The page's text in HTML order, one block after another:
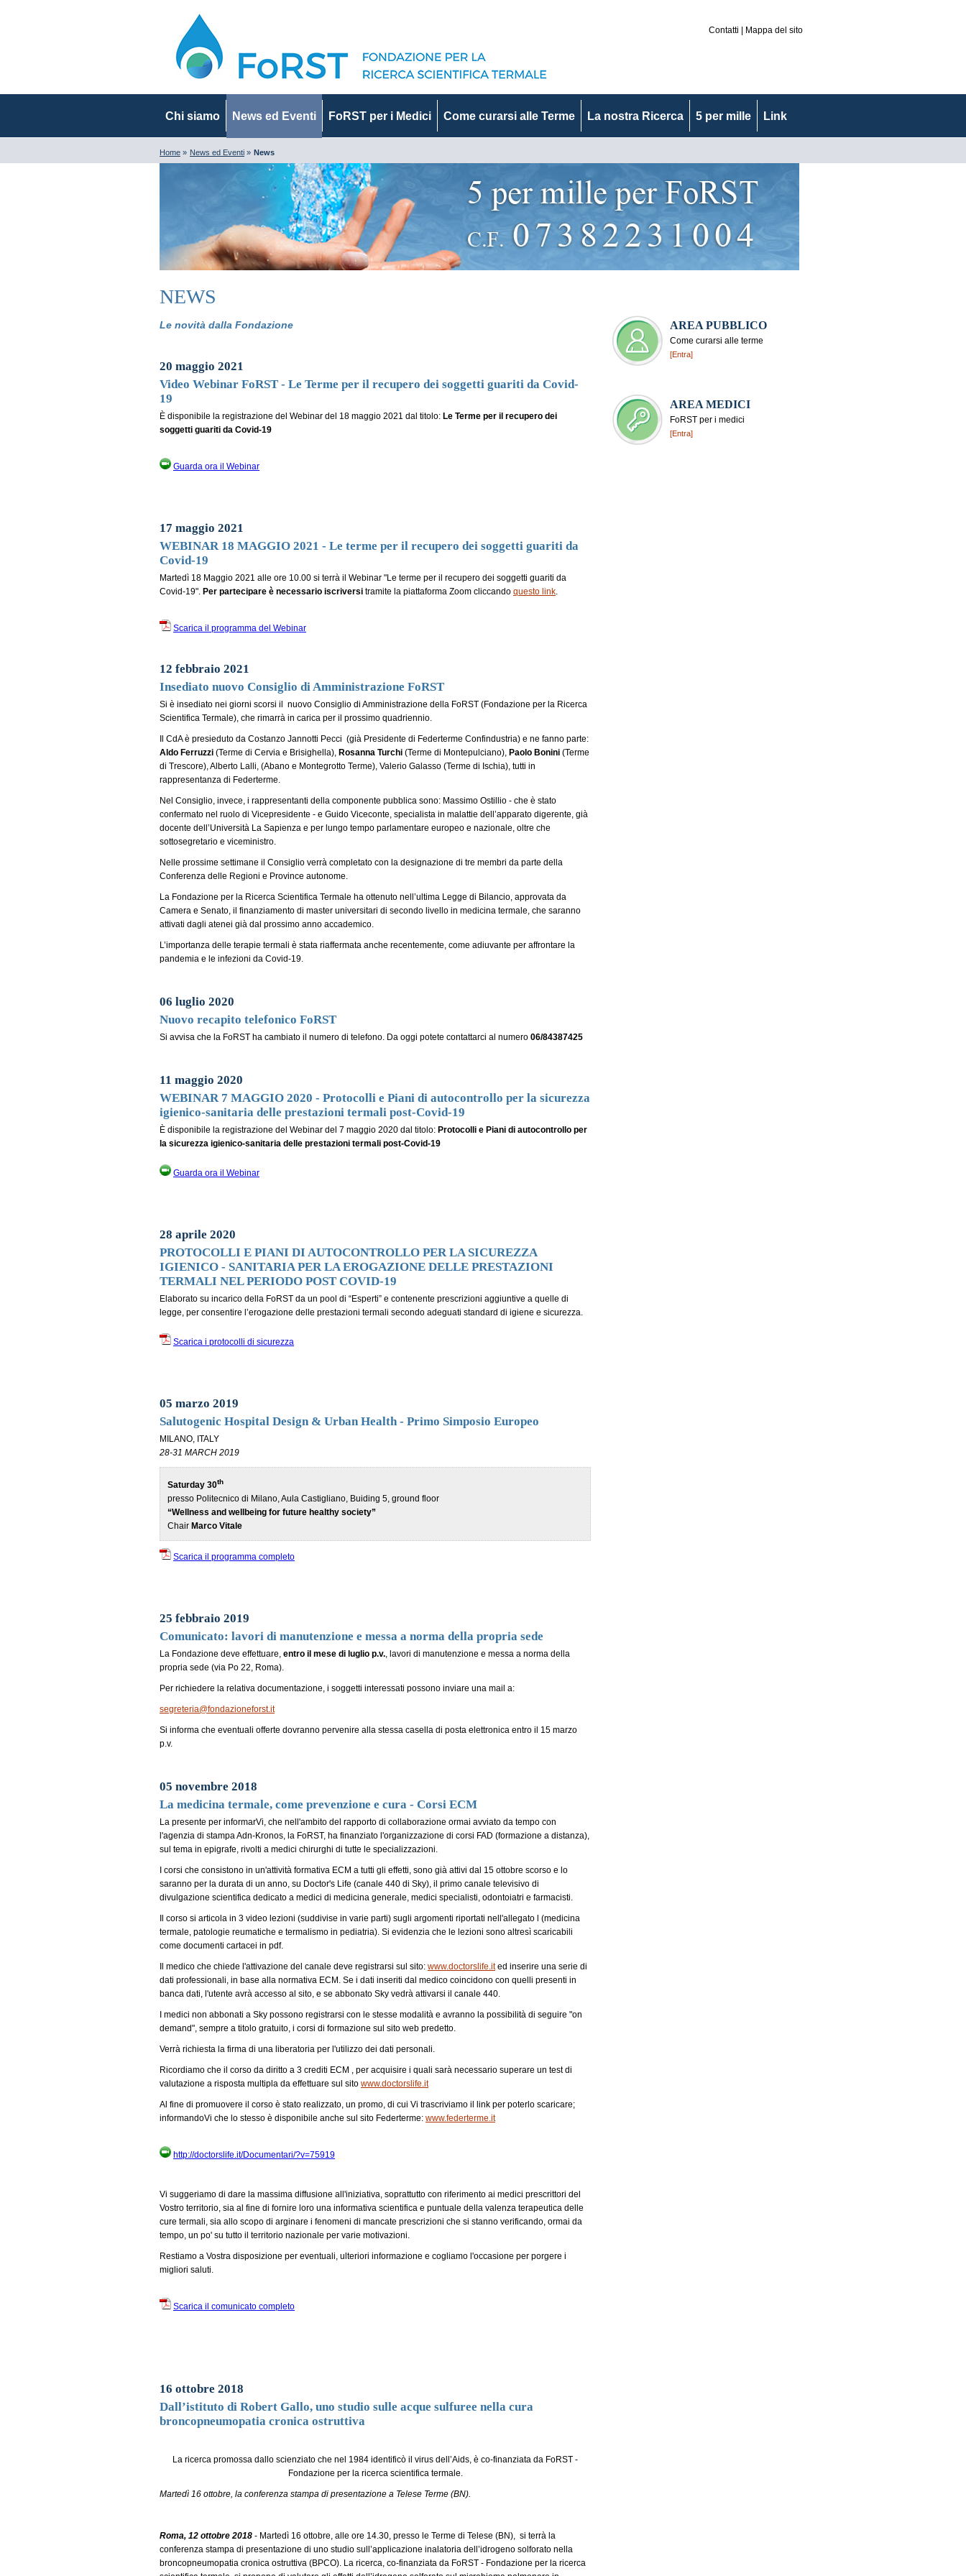
NEWS
Le novità dalla Fondazione
20 maggio 2021
Video Webinar FoRST - Le Terme per il recupero dei soggetti guariti da Covid-
19
È disponibile la registrazione del Webinar del 18 maggio 2021 dal titolo: Le Terme per il recupero dei
soggetti guariti da Covid-19
Guarda ora il Webinar
17 maggio 2021
WEBINAR 18 MAGGIO 2021 - Le terme per il recupero dei soggetti guariti da
Covid-19
Martedì 18 Maggio 2021 alle ore 10.00 si terrà il Webinar "Le terme per il recupero dei soggetti guariti da
Covid-19". Per partecipare è necessario iscriversi tramite la piattaforma Zoom cliccando questo link.
Scarica il programma del Webinar
12 febbraio 2021
Insediato nuovo Consiglio di Amministrazione FoRST
Si è insediato nei giorni scorsi il nuovo Consiglio di Amministrazione della FoRST (Fondazione per la Ricerca
Scientifica Termale), che rimarrà in carica per il prossimo quadriennio.
Il CdA è presieduto da Costanzo Jannotti Pecci (già Presidente di Federterme Confindustria) e ne fanno parte:
Aldo Ferruzzi (Terme di Cervia e Brisighella), Rosanna Turchi (Terme di Montepulciano), Paolo Bonini (Terme
di Trescore), Alberto Lalli, (Abano e Montegrotto Terme), Valerio Galasso (Terme di Ischia), tutti in
rappresentanza di Federterme.
Nel Consiglio, invece, i rappresentanti della componente pubblica sono: Massimo Ostillio - che è stato
confermato nel ruolo di Vicepresidente - e Guido Viceconte, specialista in malattie dell’apparato digerente, già
docente dell’Università La Sapienza e per lungo tempo parlamentare europeo e nazionale, oltre che
sottosegretario e viceministro.
Nelle prossime settimane il Consiglio verrà completato con la designazione di tre membri da parte della
Conferenza delle Regioni e Province autonome.
La Fondazione per la Ricerca Scientifica Termale ha ottenuto nell’ultima Legge di Bilancio, approvata da
Camera e Senato, il finanziamento di master universitari di secondo livello in medicina termale, che saranno
attivati dagli atenei già dal prossimo anno accademico.
L’importanza delle terapie termali è stata riaffermata anche recentemente, come adiuvante per affrontare la
pandemia e le infezioni da Covid-19.
06 luglio 2020
Nuovo recapito telefonico FoRST
Si avvisa che la FoRST ha cambiato il numero di telefono. Da oggi potete contattarci al numero 06/84387425
11 maggio 2020
WEBINAR 7 MAGGIO 2020 - Protocolli e Piani di autocontrollo per la sicurezza
igienico-sanitaria delle prestazioni termali post-Covid-19
È disponibile la registrazione del Webinar del 7 maggio 2020 dal titolo: Protocolli e Piani di autocontrollo per
la sicurezza igienico-sanitaria delle prestazioni termali post-Covid-19
Guarda ora il Webinar
28 aprile 2020
PROTOCOLLI E PIANI DI AUTOCONTROLLO PER LA SICUREZZA
IGIENICO - SANITARIA PER LA EROGAZIONE DELLE PRESTAZIONI
TERMALI NEL PERIODO POST COVID-19
Elaborato su incarico della FoRST da un pool di “Esperti” e contenente prescrizioni aggiuntive a quelle di
legge, per consentire l’erogazione delle prestazioni termali secondo adeguati standard di igiene e sicurezza.
Scarica i protocolli di sicurezza
05 marzo 2019
Salutogenic Hospital Design & Urban Health - Primo Simposio Europeo
MILANO, ITALY
28-31 MARCH 2019
Saturday 30th
presso Politecnico di Milano, Aula Castigliano, Buiding 5, ground floor
“Wellness and wellbeing for future healthy society”
Chair Marco Vitale
Scarica il programma completo
25 febbraio 2019
Comunicato: lavori di manutenzione e messa a norma della propria sede
La Fondazione deve effettuare, entro il mese di luglio p.v., lavori di manutenzione e messa a norma della
propria sede (via Po 22, Roma).
Per richiedere la relativa documentazione, i soggetti interessati possono inviare una mail a:
segreteria@fondazioneforst.it
Si informa che eventuali offerte dovranno pervenire alla stessa casella di posta elettronica entro il 15 marzo
p.v.
05 novembre 2018
La medicina termale, come prevenzione e cura - Corsi ECM
La presente per informarVi, che nell'ambito del rapporto di collaborazione ormai avviato da tempo con
l'agenzia di stampa Adn-Kronos, la FoRST, ha finanziato l'organizzazione di corsi FAD (formazione a distanza),
sul tema in epigrafe, rivolti a medici chirurghi di tutte le specializzazioni.
I corsi che consistono in un'attività formativa ECM a tutti gli effetti, sono già attivi dal 15 ottobre scorso e lo
saranno per la durata di un anno, su Doctor's Life (canale 440 di Sky), il primo canale televisivo di
divulgazione scientifica dedicato a medici di medicina generale, medici specialisti, odontoiatri e farmacisti.
Il corso si articola in 3 video lezioni (suddivise in varie parti) sugli argomenti riportati nell'allegato l (medicina
termale, patologie reumatiche e termalismo in pediatria). Si evidenzia che le lezioni sono altresì scaricabili
come documenti cartacei in pdf.
Il medico che chiede l'attivazione del canale deve registrarsi sul sito: www.doctorslife.ited inserire una serie di
dati professionali, in base alla normativa ECM. Se i dati inseriti dal medico coincidono con quelli presenti in
banca dati, l'utente avrà accesso al sito, e se abbonato Sky vedrà attivarsi il canale 440.
I medici non abbonati a Sky possono registrarsi con le stesse modalità e avranno la possibilità di seguire "on
demand", sempre a titolo gratuito, i corsi di formazione sul sito web predetto.
Verrà richiesta la firma di una liberatoria per l'utilizzo dei dati personali.
Ricordiamo che il corso da diritto a 3 crediti ECM , per acquisire i quali sarà necessario superare un test di
valutazione a risposta multipla da effettuare sul sito www.doctorslife.it
Al fine di promuovere il corso è stato realizzato, un promo, di cui Vi trascriviamo il link per poterlo scaricare;
informandoVi che lo stesso è disponibile anche sul sito Federterme: www.federterme.it
http://doctorslife.it/Documentari/?v=75919
Vi suggeriamo di dare la massima diffusione all'iniziativa, soprattutto con riferimento ai medici prescrittori del
Vostro territorio, sia al fine di fornire loro una informativa scientifica e puntuale della valenza terapeutica delle
cure termali, sia allo scopo di arginare i fenomeni di mancate prescrizioni che si stanno verificando, ormai da
tempo, un po' su tutto il territorio nazionale per varie motivazioni.
Restiamo a Vostra disposizione per eventuali, ulteriori informazione e cogliamo l'occasione per porgere i
migliori saluti.
Scarica il comunicato completo
16 ottobre 2018
Dall’istituto di Robert Gallo, uno studio sulle acque sulfuree nella cura
broncopneumopatia cronica ostruttiva
La ricerca promossa dallo scienziato che nel 1984 identificò il virus dell’Aids, è co-finanziata da FoRST -
Fondazione per la ricerca scientifica termale.
Martedì 16 ottobre, la conferenza stampa di presentazione a Telese Terme (BN).
Roma, 12 ottobre 2018 - Martedì 16 ottobre, alle ore 14.30, presso le Terme di Telese (BN), si terrà la
conferenza stampa di presentazione di uno studio sull’applicazione inalatoria dell’idrogeno solforato nella
broncopneumopatia cronica ostruttiva (BPCO). La ricerca, co-finanziata da FoRST - Fondazione per la ricerca
AREA PUBBLICO
Come curarsi alle terme
[Entra]
AREA MEDICI
FoRST per i medici
[Entra]
Contatti Mappa del sito
Chi siamo News ed Eventi FoRST per i Medici Come curarsi alle Terme La nostra Ricerca 5 per mille Link
Home » News ed Eventi » News